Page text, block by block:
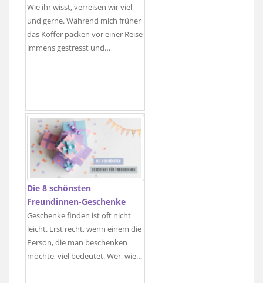
Wie ihr wisst, verreisen wir viel
und gerne. Während mich früher
das Koffer packen vor einer Reise
immens gestresst und…
Die 8 schönsten
Freundinnen-Geschenke
Geschenke finden ist oft nicht
leicht. Erst recht, wenn einem die
Person, die man beschenken
möchte, viel bedeutet. Wer, wie…